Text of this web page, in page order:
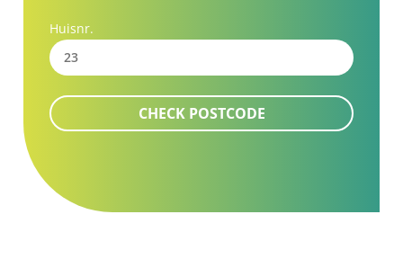
Huisnr.
CHECK POSTCODE